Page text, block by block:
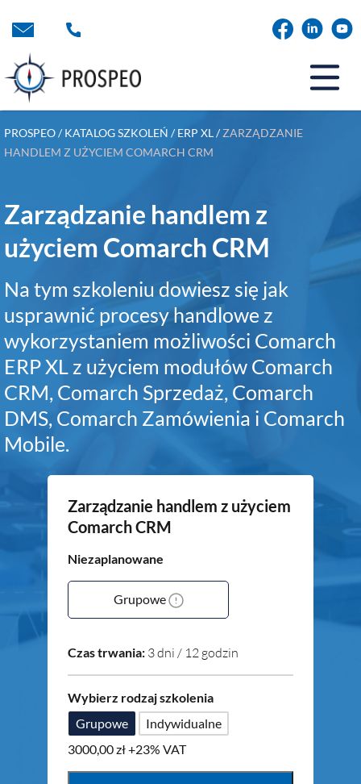
do
PROSPEO/ KATALOG SZKOLEŃ /ERP XL/ZARZĄDZANIE
HANDLEM Z UŻYCIEM COMARCH CRM
Zarządzanie handlem z
użyciem Comarch CRM
Na tym szkoleniu dowiesz się jak
usprawnić procesy handlowe z
wykorzystaniem możliwości Comarch
ERP XL z użyciem modułów Comarch
CRM, Comarch Sprzedaż, Comarch
DMS, Comarch Zamówienia i Comarch
Mobile.
Zarządzanie handlem z użyciem
Comarch CRM
Niezaplanowane
Grupowe
Czas trwania: 3 dni / 12 godzin
Wybierz rodzaj szkolenia
Grupowe
Indywidualne
3000,00zł+23% VAT